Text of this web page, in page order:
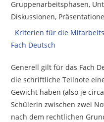
Gruppenarbeitsphasen,
Diskussionen,
Kriterien für die
Fach Deutsch
Generell gilt für das Fach
die schriftliche Teilnote
Gewicht haben (also je
Schülerin zwischen zwei
nach dem rechtlichen